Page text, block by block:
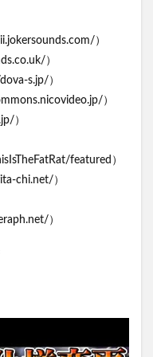
）
）
s.jp/）
）
）
featured）
chi.net/）
）